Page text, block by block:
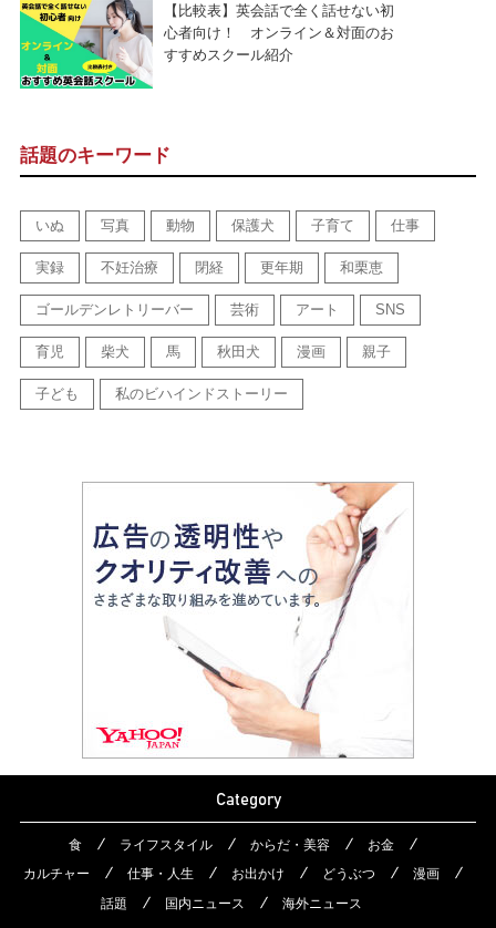
【比較表】英会話で全く話せない初
心者向け！ オンライン＆対面のお
すすめスクール紹介
話題のキーワード
いぬ 写真 動物 保護犬 子育て 仕事
実録 不妊治療 閉経 更年期 和栗恵
ゴールデンレトリーバー 芸術 アート SNS
育児 柴犬 馬 秋田犬 漫画 親子
子ども 私のビハインドストーリー
Category
食 ライフスタイル からだ・美容
お金
カルチャー
仕事・人生 お出かけ どうぶつ
漫画
話題
国内ニュース 海外ニュース